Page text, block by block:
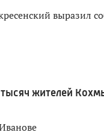
выразил
жителей